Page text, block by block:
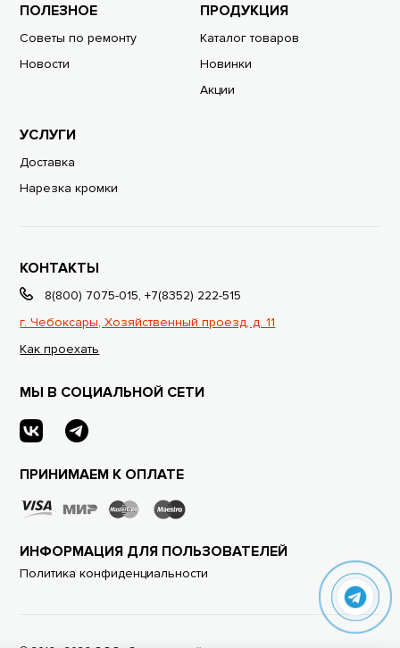
ПОЛЕЗНОЕ
Советы по ремонту
Новости
ПРОДУКЦИЯ
Каталог товаров
Новинки
Акции
УСЛУГИ
Доставка
Нарезка кромки
КОНТАКТЫ
8(800) 7075-015,+7(8352) 222-515
г. Чебоксары, Хозяйственный проезд, д. 11
Как проехать
МЫ В СОЦИАЛЬНОЙ СЕТИ
ПРИНИМАЕМ К ОПЛАТЕ
ИНФОРМАЦИЯ ДЛЯ ПОЛЬЗОВАТЕЛЕЙ
Политика конфиденциальности